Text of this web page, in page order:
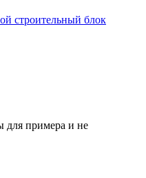
строительный блок
для примера и не